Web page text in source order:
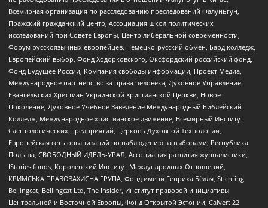
Всемирная организация по расследованию преследований Фалуньгун,
Пражский гражданский центр, Ассоциация школ политических
исследований при Совете Европы, Центр либеральной современности,
Форум русскоязычных европейцев, Немецко-русский обмен, Бард колледж,
Европейский выбор, Фонд Ходорковского, Оксфордский российский фонд,
Фонд Будущее России, Компания свободы информации, Проект Медиа,
Международное партнерство за права человека, Духовное Управление
Евангельских Христиан Украинской Христианской Церкви, Новое
Поколение, Духовное Учебное Заведение Международный Библейский
Колледж, Международное христианское движение, Всемирный Институт
Саентологических Предприятий, Церковь Духовной Технологии,
Европейская сеть организаций по наблюдению за выборами, Республика
Польша, СВОБОДНЫЙ ИДЕЛЬ-УРАЛ, Ассоциация развития журналистики,
IStories fonds, Королевский Институт Международных Отношений,
КРИМСЬКА ПРАВОЗАХИСНА ГРУПА, Фонд имени Генриха Бёлля, Stichting
Bellingcat, Bellingcat Ltd, The Insider, Институт правовой инициативы
Центральной и Восточной Европы, Фонд Открытой Эстонии, Calvert 22